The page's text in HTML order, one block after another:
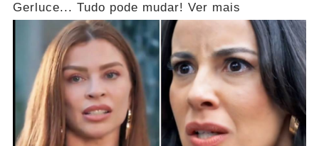
Gerluce... Tudo pode mudar! Ver mais